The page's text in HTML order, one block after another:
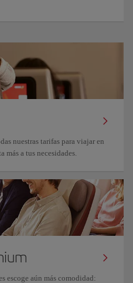
nuestras tarifas para viajar en
más a tus necesidades.
escoge aún más comodidad: